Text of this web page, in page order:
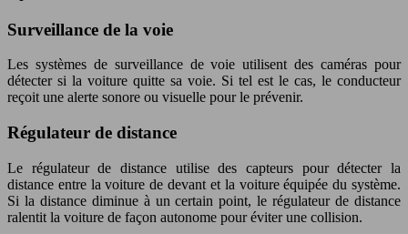
Surveillance de la voie
Les systèmes de surveillance de voie utilisent des caméras pour
détecter si la voiture quitte sa voie. Si tel est le cas, le conducteur
reçoit une alerte sonore ou visuelle pour le prévenir.
Régulateur de distance
Le régulateur de distance utilise des capteurs pour détecter la
distance entre la voiture de devant et la voiture équipée du système.
Si la distance diminue à un certain point, le régulateur de distance
ralentit la voiture de façon autonome pour éviter une collision.